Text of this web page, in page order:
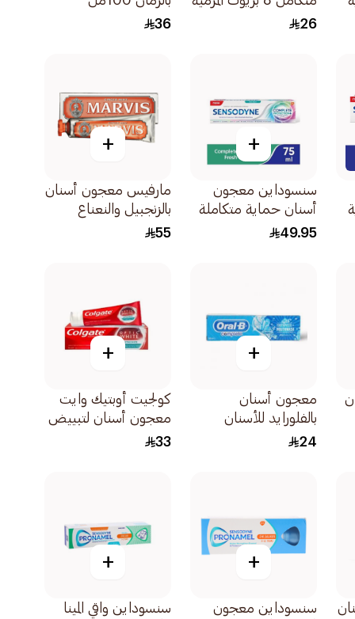
والزعتر 1قطعة
26
36
+
سنسوداين معجون
أسنان حماية متكاملة
نفس منعش 75مل
49.95
+
مارفيس معجون أسنان
بالزنجبيل والنعناع
1كبسولة
55
+
معجون أسنان
بالفلورايد للأسنان
القوية بالنعناع والليمون
24
+
كولجيت أوبتيك وايت
معجون أسنان لتبييض
يدوم أطول 75مل
33
+
سنسوداين معجون
+
سنسوداين واقي المينا